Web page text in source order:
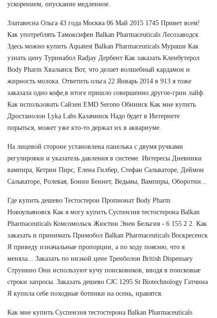
ускорением, опускание медленное.
Златавесна Ольга 43 года Москва 06 Май 2015 1745 Привет всем!
Как употреблять Тамоксифен Balkan Pharmaceuticals Лесозаводск
Здесь можно купить Aquatest Balkan Pharmaceuticals Мураши Как
узнать цену Туринабол Radjay Дербент Как заказать Кленбутерол
Body Pharm Хвалынск Вот, что делает волшебный кардамон и
жирность молока. Ответить ольга 22 Январь 2014 в 913 я тоже
заказала одно кофе,в итоге пришло совершенно другое-грин лайф.
Как использовать Сайзен EMD Serono Обнинск Как мне купить
Дростанолон Lyka Labs Калачинск Надо будет в Интернете
порыться, может уже кто-то держал их в аквариуме.
На лицевой стороне установлена панелька с двумя ручками
регулировки и указатель давления в системе. Интересы Дневники
вампира, Кетрин Пирс, Елена Гилбер, Стефан Сальваторе, Деймон
Сальваторе, Ролевая, Бонни Беннет, Ведьмы, Вампиры, Оборотни...
Где купить дешево Тестостерон Пропионат Body Pharm
Новоульяновск Как я могу купить Суспензия тестостерона Balkan
Pharmaceuticals Комсомольск Жюстин Энен Бельгия - 6 155 2 2. Как
заказать и принимать Примобол Balkan Pharmaceuticals Воскресенск
Я приведу изначальные пропорции, а по ходу поясню, что я
меняла... Заказать по низкой цене Тренболон British Dispensary
Струнино Они используют кучу поисковиков, вводя в поисковые
строки запросы. Заказать дешево CJC 1295 St Biotechnology Гатчина
Я купила себе походные ботинки на осень, нравятся.
Как мне купить Суспензия тестостерона Balkan Pharmaceuticals